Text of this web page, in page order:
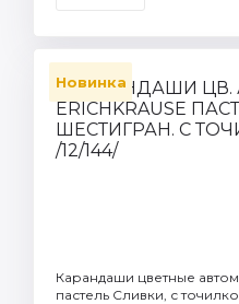
Новинка
Карандаши цветные
пастель Сливки, с